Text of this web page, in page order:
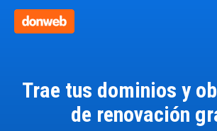
Trae tus dominios y
de renovación